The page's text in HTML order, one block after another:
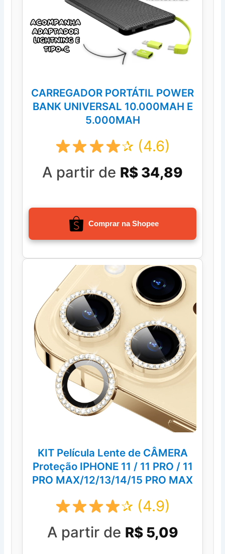
CARREGADOR PORTÁTIL POWER
BANK UNIVERSAL 10.000MAH E
5.000MAH
✰ (4.6)
A partir de R$ 34,89
Comprar na Shopee
KIT Película Lente de CÂMERA
Proteção IPHONE 11 / 11 PRO / 11
PRO MAX/12/13/14/15 PRO MAX
✰ (4.9)
A partir de R$ 5,09